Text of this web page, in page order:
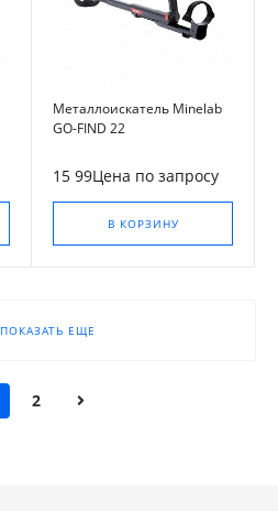
Металлоискатель Minelab
GO-FIND 22
15 99Цена по запросу
В КОРЗИНУ
ПОКАЗАТЬ ЕЩЕ
2